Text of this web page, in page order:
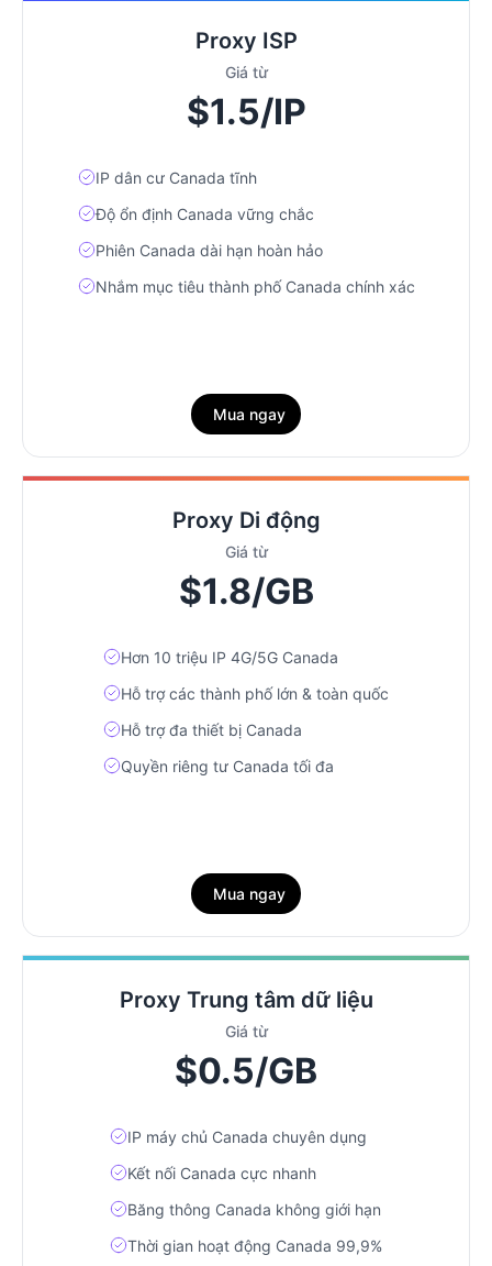
Proxy ISP
Giá từ
$1.5/IP
IP dân cư Canada tĩnh
Độ ổn định Canada vững chắc
Phiên Canada dài hạn hoàn hảo
Nhắm mục tiêu thành phố Canada chính xác
Mua ngay
Proxy Di động
Giá từ
$1.8/GB
Hơn 10 triệu IP 4G/5G Canada
Hỗ trợ các thành phố lớn & toàn quốc
Hỗ trợ đa thiết bị Canada
Quyền riêng tư Canada tối đa
Mua ngay
Proxy Trung tâm dữ liệu
Giá từ
$0.5/GB
IP máy chủ Canada chuyên dụng
Kết nối Canada cực nhanh
Băng thông Canada không giới hạn
Thời gian hoạt động Canada 99,9%